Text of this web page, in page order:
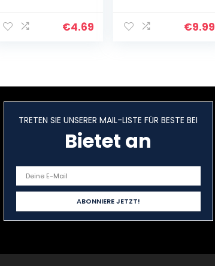
18cm – Ideal für
geeignet –
Farbe grau/rot
€4.69
Komfortgriffe,
€9.99
TRETEN SIE UNSERER MAIL-LISTE FÜR BESTE BEI
Bietet an